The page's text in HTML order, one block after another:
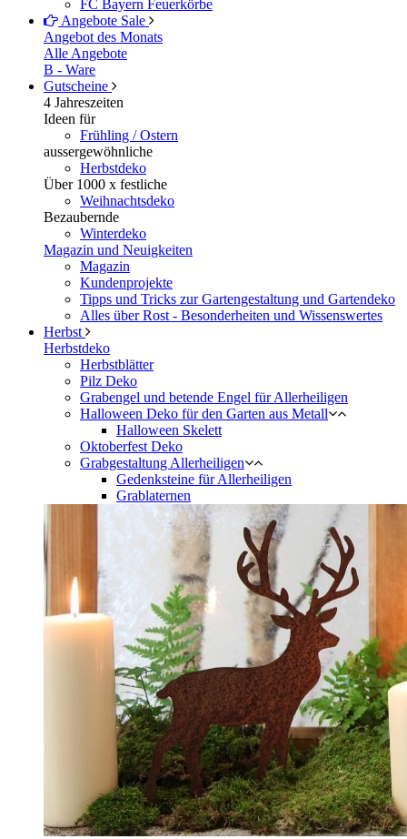
FC Bayern Feuerkörbe
Angebote Sale
Angebot des Monats
Alle Angebote
B - Ware
Gutscheine
4 Jahreszeiten
Ideen für
Frühling / Ostern
aussergewöhnliche
Herbstdeko
Über 1000 x festliche
Weihnachtsdeko
Bezaubernde
Winterdeko
Magazin und Neuigkeiten
Magazin
Kundenprojekte
Tipps und Tricks zur Gartengestaltung und Gartendeko
Alles über Rost - Besonderheiten und Wissenswertes
Herbst
Herbstdeko
Herbstblätter
Pilz Deko
Grabengel und betende Engel für Allerheiligen
Halloween Deko für den Garten aus Metall
Halloween Skelett
Oktoberfest Deko
Grabgestaltung Allerheiligen
Gedenksteine für Allerheiligen
Grablaternen